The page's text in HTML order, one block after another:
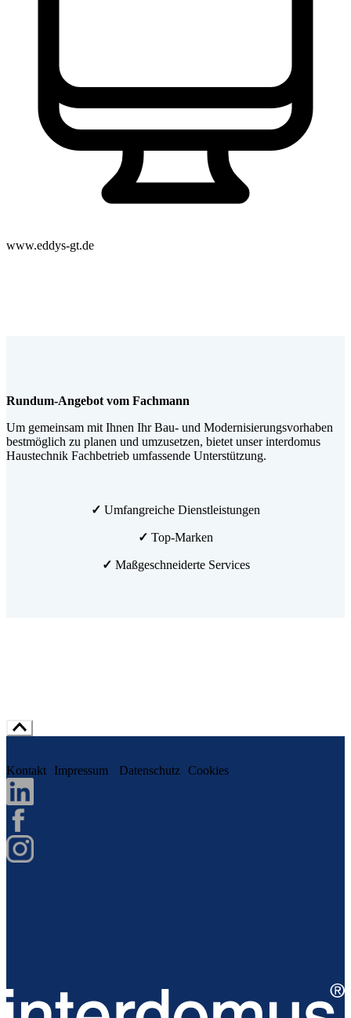
www.eddys-gt.de
Rundum-Angebot vom Fachmann
Um gemeinsam mit Ihnen Ihr Bau- und Modernisierungsvorhaben
bestmöglich zu planen und umzusetzen, bietet unser interdomus
Haustechnik Fachbetrieb umfassende Unterstützung.
✓ Umfangreiche Dienstleistungen
✓ Top-Marken
✓ Maßgeschneiderte Services
Kontakt Impressum Datenschutz Cookies